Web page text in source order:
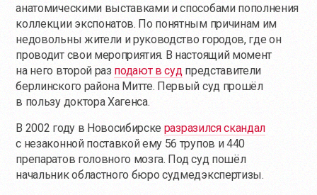
анатомическими выставками и способами пополнения
коллекции экспонатов. По понятным причинам им
недовольны жители и руководство городов, где он
проводит свои мероприятия. В настоящий момент
на него второй раз подают в суд представители
берлинского района Митте. Первый суд прошёл
в пользу доктора Хагенса.
В 2002 году в Новосибирске разразился скандал
с незаконной поставкой ему 56 трупов и 440
препаратов головного мозга. Под суд пошёл
начальник областного бюро судмедэкспертизы.